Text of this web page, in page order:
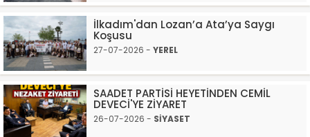
İlkadım'dan Lozan’a Ata’ya Saygı
Koşusu
27-07-2026 - YEREL
SAADET PARTİSİ HEYETİNDEN CEMİL
DEVECİ'YE ZİYARET
26-07-2026 - SİYASET